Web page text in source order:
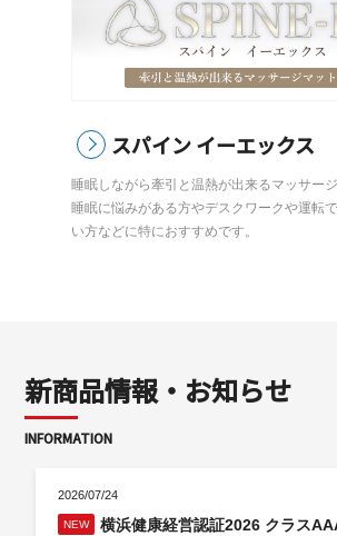
スパイン イーエックス
睡眠しながら牽引と温熱が出来るマッサージ
睡眠に悩みがある方やデスクワークや運転
い方などに特におすすめです。
新商品情報・お知らせ
INFORMATION
2026/07/24
NEW
横浜健康経営認証2026 クラス